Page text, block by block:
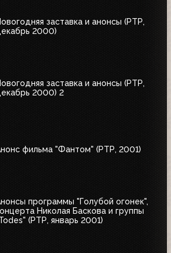
заставка и анонсы (РТР,
2000)
заставка и анонсы (РТР,
2000) 2
фильма "Фантом" (РТР, 2001)
программы "Голубой огонек",
Николая Баскова и группы
(РТР, январь 2001)